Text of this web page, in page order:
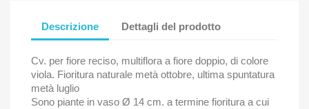
Descrizione Dettagli del prodotto
Cv. per fiore reciso, multiflora a fiore doppio, di colore
viola. Fioritura naturale metà ottobre, ultima spuntatura
metà luglio
Sono piante in vaso Ø 14 cm. a termine fioritura a cui